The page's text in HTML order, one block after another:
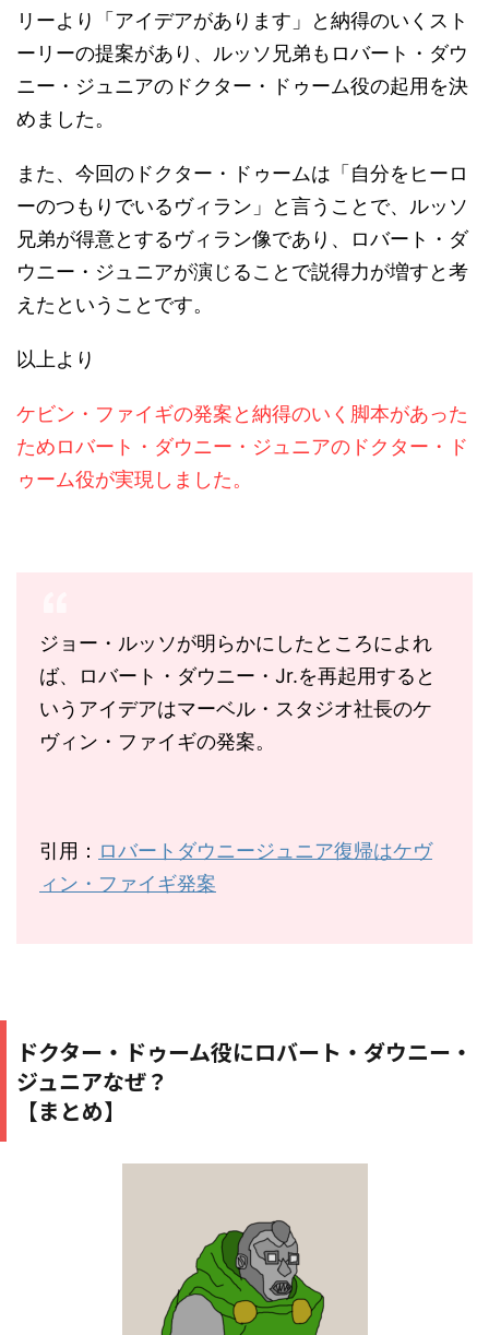
リーより「アイデアがあります」と納得のいくスト
ーリーの提案があり、ルッソ兄弟もロバート・ダウ
ニー・ジュニアのドクター・ドゥーム役の起用を決
めました。
また、今回のドクター・ドゥームは「自分をヒーロ
ーのつもりでいるヴィラン」と言うことで、ルッソ
兄弟が得意とするヴィラン像であり、ロバート・ダ
ウニー・ジュニアが演じることで説得力が増すと考
えたということです。
以上より
ケビン・ファイギの発案と納得のいく脚本があった
ためロバート・ダウニー・ジュニアのドクター・ド
ゥーム役が実現しました。
ジョー・ルッソが明らかにしたところによれ
ば、ロバート・ダウニー・Jr.を再起用すると
いうアイデアはマーベル・スタジオ社長のケ
ヴィン・ファイギの発案。
引用： ロバートダウニージュニア復帰はケヴ
ィン・ファイギ発案
ドクター・ドゥーム役にロバート・ダウニー・
ジュニアなぜ？
【まとめ】